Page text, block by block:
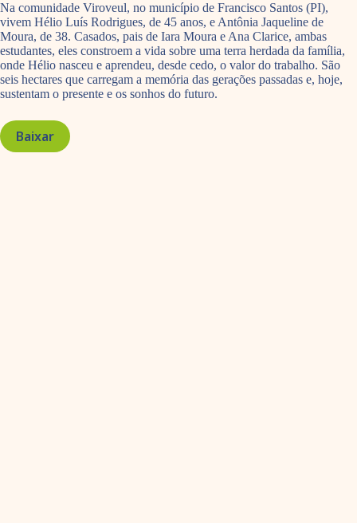
Na comunidade Viroveul, no município de Francisco Santos (PI),
vivem Hélio Luís Rodrigues, de 45 anos, e Antônia Jaqueline de
Moura, de 38. Casados, pais de Iara Moura e Ana Clarice, ambas
estudantes, eles constroem a vida sobre uma terra herdada da família,
onde Hélio nasceu e aprendeu, desde cedo, o valor do trabalho. São
seis hectares que carregam a memória das gerações passadas e, hoje,
sustentam o presente e os sonhos do futuro.
Baixar